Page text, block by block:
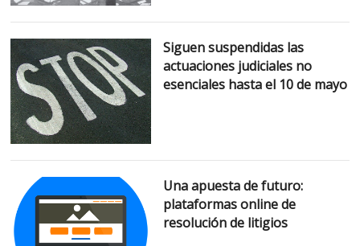
Siguen suspendidas las
actuaciones judiciales no
esenciales hasta el 10 de mayo
Una apuesta de futuro:
plataformas online de
resolución de litigios